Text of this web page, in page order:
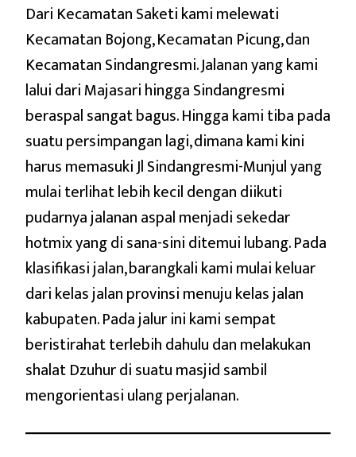
Dari Kecamatan Saketi kami melewati
Kecamatan Bojong, Kecamatan Picung, dan
Kecamatan Sindangresmi. Jalanan yang kami
lalui dari Majasari hingga Sindangresmi
beraspal sangat bagus. Hingga kami tiba pada
suatu persimpangan lagi, dimana kami kini
harus memasuki Jl Sindangresmi-Munjul yang
mulai terlihat lebih kecil dengan diikuti
pudarnya jalanan aspal menjadi sekedar
hotmix yang di sana-sini ditemui lubang. Pada
klasifikasi jalan, barangkali kami mulai keluar
dari kelas jalan provinsi menuju kelas jalan
kabupaten. Pada jalur ini kami sempat
beristirahat terlebih dahulu dan melakukan
shalat Dzuhur di suatu masjid sambil
mengorientasi ulang perjalanan.